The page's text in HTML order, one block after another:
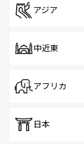
アジア
中近東
アフリカ
日本